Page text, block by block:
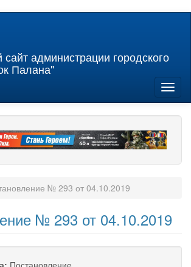
администрации городского
Палана"
№ 293 от 04.10.2019
№ 293 от 04.10.2019
Постановление